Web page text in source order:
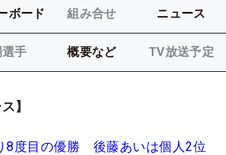
ボード 組み合せ ニュース
手 概要など TV放送予定
】
8度目の優勝 後藤あいは個人2位